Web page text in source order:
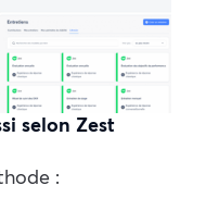
selon Zest
: